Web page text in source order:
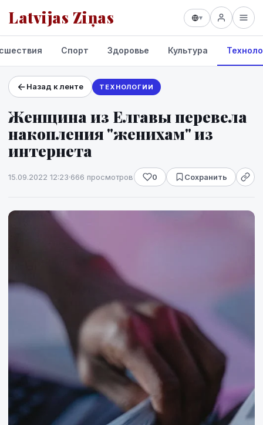
Latvijas Ziņas ▾
Проекты и сервисы
Прогноз погоды
Спорт Здоровье Культура
Назад к ленте ТЕХНОЛОГИИ
Женщина из Елгавы перевела
накопления "женихам" из
интернета
15.09.2022 12:23·666 просмотров 0 Сохранить